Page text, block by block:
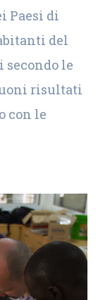
Paesi di
del
le
risultati
con le